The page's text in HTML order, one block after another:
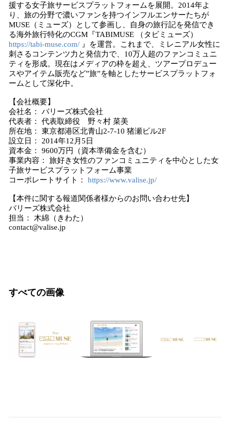
援する女子旅サービスプラットフォームを展開。2014年よ
り、旅の分野で濃いファンを持つインフルエンサーたちが
MUSE（ミューズ）として参画し、自身の旅行記を発信でき
る海外旅行特化のCGM『TABIMUSE （タビミューズ）
https://tabi-muse.com/ 』を運営。これまで、ミレニアル女性に
刺さるコンテンツ力と発信力で、10万人超のファンコミュニ
ティを形成。現在はメディアの枠を超え、ツアープロデュー
スやアイテム販売など”旅”を軸としたサービスプラットフォ
ームとして深化中。
【会社概要】
会社名： バリーズ株式会社
代表者： 代表取締役 野々村 菜美
所在地： 東京都港区北青山2-7-10 猪瀬ビル2F
設立日： 2014年12月5日
資本金： 9600万円（資本準備金を含む）
事業内容： 旅好き女性のファンコミュニティを中心とした女
子旅サービスプラットフォーム事業
コーポレートサイト： https://www.valise.jp/
【本件に関する報道関係者様からのお問い合わせ先】
バリーズ株式会社
担当： 木綿（きわた）
contact@valise.jp
すべての画像